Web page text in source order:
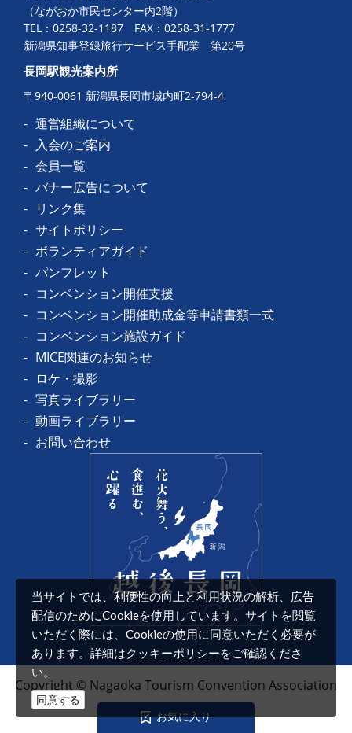
お気に入り
（ながおか市民センター内2階）
TEL： 0258-32-1187 FAX：0258-31-1777
新潟県知事登録旅行サービス手配業 第20号
長岡駅観光案内所
〒940-0061 新潟県長岡市城内町2-794-4
運営組織について
入会のご案内
会員一覧
バナー広告について
リンク集
サイトポリシー
ボランティアガイド
パンフレット
コンベンション開催支援
コンベンション開催助成金等申請書類一式
コンベンション施設ガイド
MICE関連のお知らせ
ロケ・撮影
写真ライブラリー
動画ライブラリー
お問い合わせ
Copyright © Nagaoka Tourism Convention Association
当サイトでは、利便性の向上と利用状況の解析、広告
配信のためにCookieを使用しています。サイトを閲覧
いただく際には、Cookieの使用に同意いただく必要が
あります。詳細はクッキーポリシーをご確認くださ
い。
同意する